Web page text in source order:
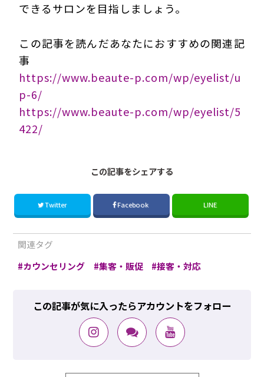
できるサロンを目指しましょう。
この記事を読んだあなたにおすすめの関連記
事
https://www.beaute-p.com/wp/eyelist/u
p-6/
https://www.beaute-p.com/wp/eyelist/5
422/
この記事をシェアする
Twitter Facebook LINE
関連タグ
カウンセリング
集客・販促 接客・対応
この記事が気に入ったらアカウントをフォロー